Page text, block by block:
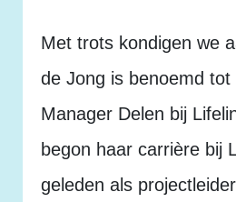
Met trots kondigen we
de Jong is benoemd tot
Manager Delen bij
begon haar carrière bij
geleden als